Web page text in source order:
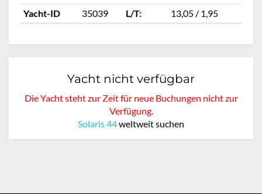
Yacht-ID
35039 L/T: 13,05 / 1,95
Yacht nicht verfügbar
Die Yacht steht zur Zeit für neue Buchungen nicht zur
Verfügung.
Solaris 44weltweit suchen